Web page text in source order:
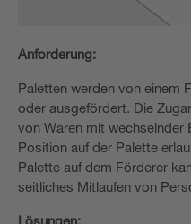
Anforderung:
Paletten werden von einem
oder ausgefördert. Die
von Waren mit wechselnder
Position auf der Palette
Palette auf dem Förderer
seitliches Mitlaufen von
Lösungen: